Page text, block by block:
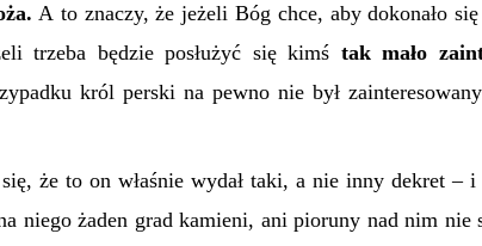
A to znaczy, że jeżeli Bóg chce, aby dokonało
trzeba będzie posłużyć się kimś tak mało
król perski na pewno nie był
że to on właśnie wydał taki, a nie inny dekret – i
niego żaden grad kamieni, ani pioruny nad nim nie